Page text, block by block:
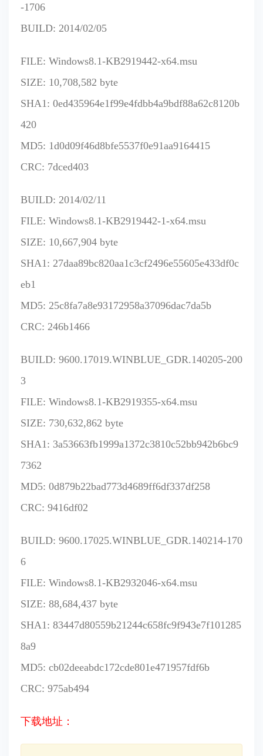
-1706
BUILD: 2014/02/05
FILE: Windows8.1-KB2919442-x64.msu
SIZE: 10,708,582 byte
SHA1: 0ed435964e1f99e4fdbb4a9bdf88a62c8120b
420
MD5: 1d0d09f46d8bfe5537f0e91aa9164415
CRC: 7dced403
BUILD: 2014/02/11
FILE: Windows8.1-KB2919442-1-x64.msu
SIZE: 10,667,904 byte
SHA1: 27daa89bc820aa1c3cf2496e55605e433df0c
eb1
MD5: 25c8fa7a8e93172958a37096dac7da5b
CRC: 246b1466
BUILD: 9600.17019.WINBLUE_GDR.140205-200
3
FILE: Windows8.1-KB2919355-x64.msu
SIZE: 730,632,862 byte
SHA1: 3a53663fb1999a1372c3810c52bb942b6bc9
7362
MD5: 0d879b22bad773d4689ff6df337df258
CRC: 9416df02
BUILD: 9600.17025.WINBLUE_GDR.140214-170
6
FILE: Windows8.1-KB2932046-x64.msu
SIZE: 88,684,437 byte
SHA1: 83447d80559b21244c658fc9f943e7f101285
8a9
MD5: cb02deeabdc172cde801e471957fdf6b
CRC: 975ab494
下载地址：